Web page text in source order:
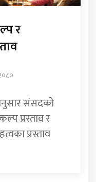
र
संसदको
प्रस्ताव र
प्रस्ताव